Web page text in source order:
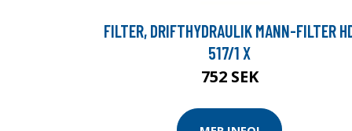
FILTER, DRIFTHYDRAULIK MANN-FILTER
517/1 X
752 SEK